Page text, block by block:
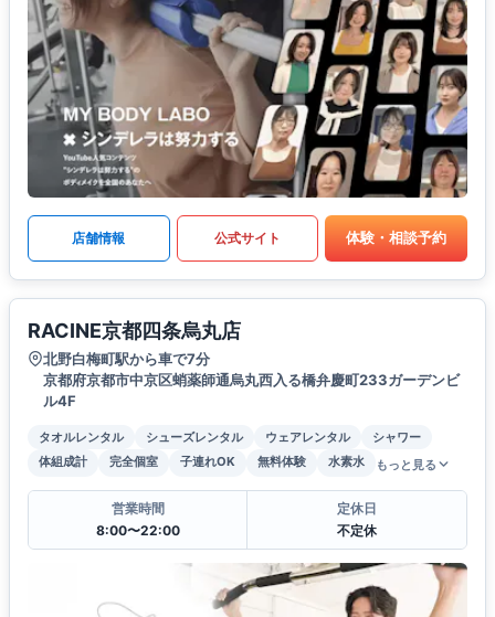
店舗情報 公式サイト 体験・相談予約
RACINE京都四条烏丸店
北野白梅町駅から車で7分
京都府京都市中京区蛸薬師通烏丸西入る橋弁慶町233ガーデンビ
ル4F
タオルレンタル シューズレンタル ウェアレンタル
シャワー
体組成計
完全個室 子連れOK 無料体験 水素水 もっと見る
営業時間
8:00〜22:00
定休日
不定休